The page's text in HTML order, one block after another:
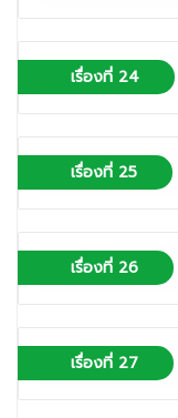
เรื่องที่ 24
เรื่องที่ 25
เรื่องที่ 26
เรื่องที่ 27